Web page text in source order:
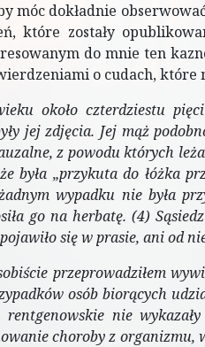
móc dokładnie
które zostały
do mnie ten
o cudach, które
około czterdziestu
jej zdjęcia. Jej mąż
z powodu których
była „przykuta do łóżka
wypadku nie była
go na herbatę. (4)
się w prasie, ani od
przeprowadziłem
osób biorących
rentgenowskie nie
choroby z organizmu,